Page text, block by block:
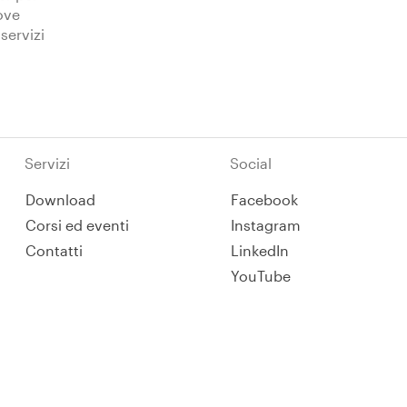
Servizi
Download
Corsi ed eventi
Contatti
Social
Facebook
Instagram
LinkedIn
YouTube